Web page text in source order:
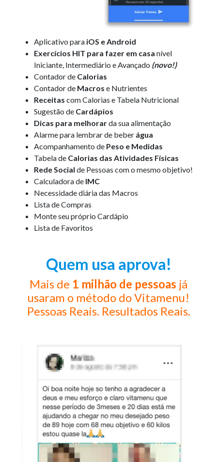
Aplicativo para iOS e Android
Exercícios HIT para fazer em casa nível
Iniciante, Intermediário e Avançado (novo!)
Contador de Calorias
Contador de Macros e Nutrientes
Receitas com Calorias e Tabela Nutricional
Sugestão de Cardápios
Dicas para melhorarda sua alimentação
Alarme para lembrar de beber água
Acompanhamento de Peso e Medidas
Tabela de Calorias das Atividades Físicas
Rede Social de Pessoas com o mesmo objetivo!
Calculadora de IMC
Necessidadediáriadas Macros
Lista deCompras
Monte seu próprio Cardápio
Lista de Favoritos
Quem usa aprova!
Mais de 1 milhão de pessoas já
usaram o método do Vitamenu!
Pessoas Reais. Resultados Reais.